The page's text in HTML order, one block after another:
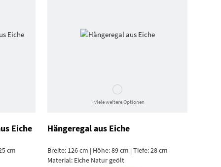
Eiche
cm
+ viele weitere Optionen
Hängeregal aus Eiche
Breite: 126 cm | Höhe: 89 cm | Tiefe: 28 cm
Material: Eiche Natur geölt